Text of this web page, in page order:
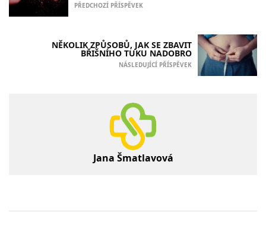
PŘEDCHOZÍ PŘÍSPĚVEK
NĚKOLIK ZPŮSOBŮ, JAK SE ZBAVIT
BŘIŠNÍHO TUKU NADOBRO
NÁSLEDUJÍCÍ PŘÍSPĚVEK
Jana Šmatlavová